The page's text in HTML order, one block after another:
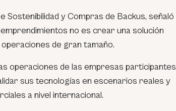
y Compras de Backus, señaló
no es crear una solución
de gran tamaño.
operaciones de las empresas participantes
sus tecnologías en escenarios reales y
a nivel internacional.